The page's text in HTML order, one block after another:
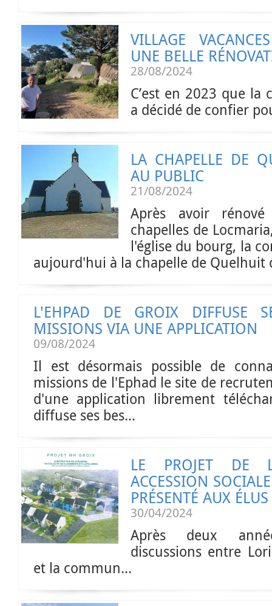
VILLAGE
UNE BELLE
28/08/2024
C’est en 2023 que la
a décidé de confier
LA CHAPELLE DE
AU PUBLIC
21/08/2024
Après avoir
chapelles de
l'église du bourg, la
aujourd'hui à la chapelle de Quelhuit
L'EHPAD DE GROIX DIFFUSE
MISSIONS VIA UNE APPLICATION
09/08/2024
Il est désormais possible de
missions de l'Ephad le site de
d'une application librement
diffuse ses bes...
LE PROJET DE
ACCESSION
PRÉSENTÉ AUX ÉLUS
30/04/2024
Après deux
discussions entre
et la commun...